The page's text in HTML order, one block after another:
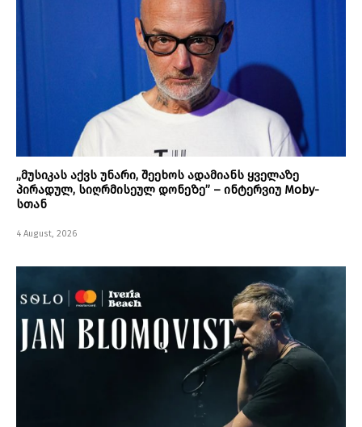
„მუსიკას აქვს უნარი, შეეხოს ადამიანს ყველაზე
პირადულ, სიღრმისეულ დონეზე” – ინტერვიუ Moby-
სთან
4 August, 2026